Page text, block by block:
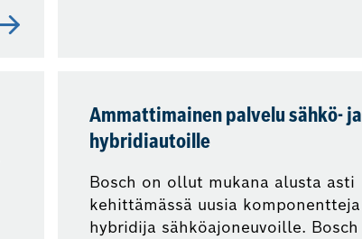
Ammattimainen palvelu sähkö- ja
hybridiautoille
Bosch on ollut mukana alusta asti
kehittämässä uusia komponentteja
hybridija sähköajoneuvoille. Bosch